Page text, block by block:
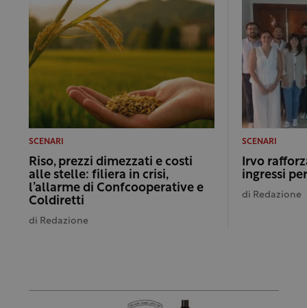
SCENARI
Riso, prezzi dimezzati e costi
alle stelle: filiera in crisi,
l’allarme di Confcooperative e
Coldiretti
di Redazione
SCENARI
Irvo
ingressi
di Redazione